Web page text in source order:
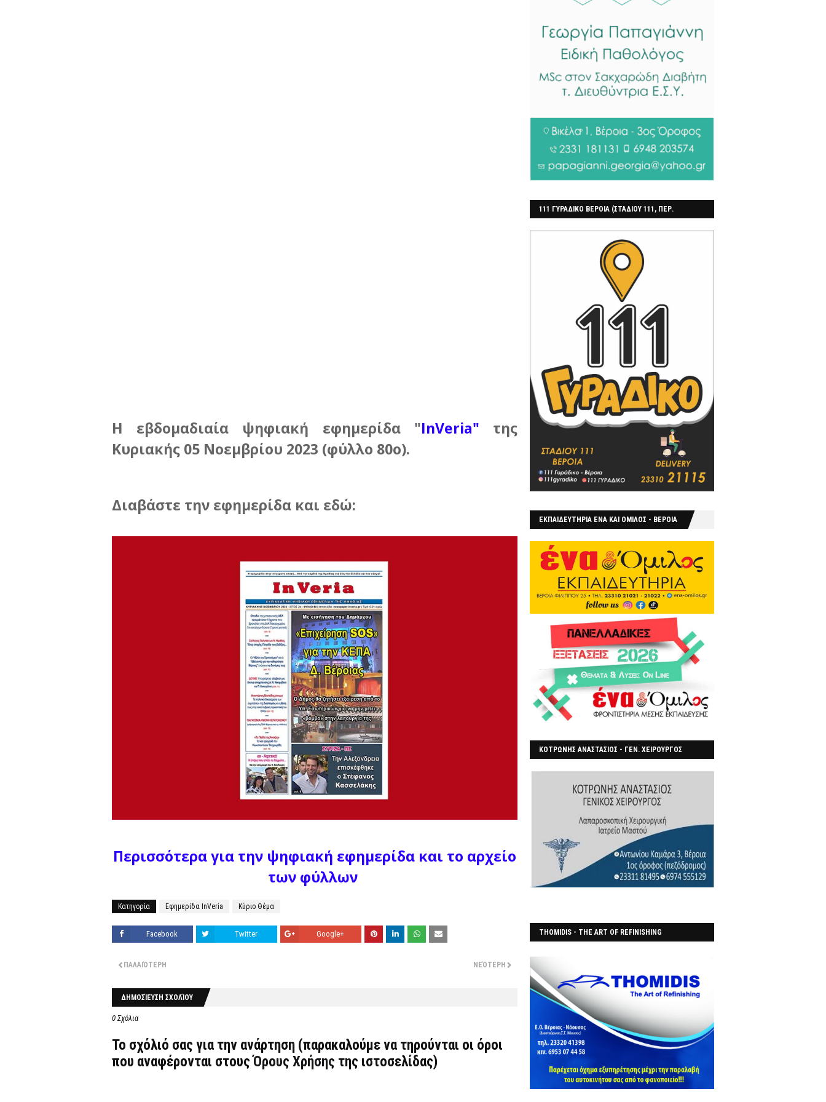
Η εβδομαδιαία ψηφιακή εφημερίδα "InVeria" της
Κυριακής 05 Νοεμβρίου 2023 (φύλλο 80ο).
Διαβάστε την εφημερίδα και εδώ:
Περισσότερα για την ψηφιακή εφημερίδα και το αρχείο
των φύλλων
Κατηγορία Εφημερίδα InVeria Κύριο Θέμα
Facebook Twitter Google+
ΝΕΌΤΕΡΗ
ΠΑΛΑΙΌΤΕΡΗ
ΔΗΜΟΣΊΕΥΣΗ ΣΧΟΛΊΟΥ
0 Σχόλια
Το σχόλιό σας για την ανάρτηση (παρακαλούμε να τηρούνται οι όροι
που αναφέρονται στουςΌρους Χρήσης της ιστοσελίδας)
111 ΓΥΡΑΔΙΚΟ ΒΕΡΟΙΑ (ΣΤΑΔΙΟΥ 111, ΠΕΡ.
ΕΚΠΑΙΔΕΥΤΗΡΙΑ ΕΝΑ ΚΑΙ ΟΜΙΛΟΣ - ΒΕΡΟΙΑ
ΚΟΤΡΩΝΗΣ ΑΝΑΣΤΑΣΙΟΣ - ΓΕΝ. ΧΕΙΡΟΥΡΓΟΣ
THOMIDIS - THE ART OF REFINISHING